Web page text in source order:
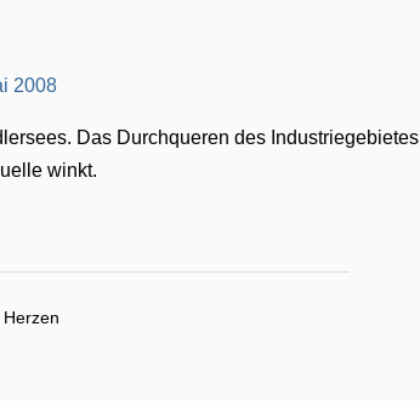
Das Durchqueren des Industriegebietes
winkt.
Herzen